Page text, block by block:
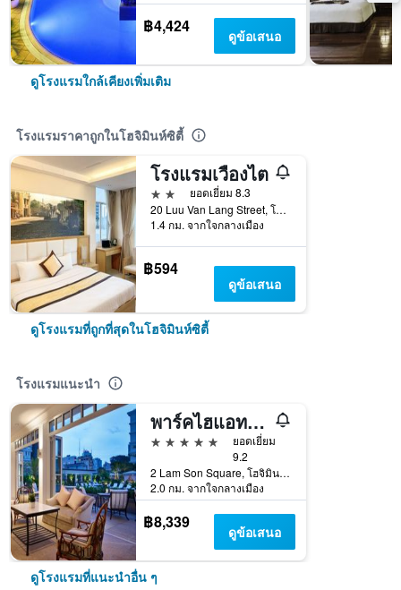
฿4,424 ดูข้อเสนอ
ดูโรงแรมใกล้เคียงเพิ่มเติม
โรงแรมราคาถูกในโฮจิมินห์ซิตี้
โรงแรมเวืองไต
2 ดาว
ยอดเยี่ยม 8.3
20 Luu Van Lang Street, โฮจิมินห์ซิตี้, เวียดนาม
1.4 กม. จากใจกลางเมือง
฿594
ดูข้อเสนอ
ดูโรงแรมที่ถูกที่สุดในโฮจิมินห์ซิตี้
โรงแรมแนะนำ
พาร์คไฮแอท ไซ่ง่อน
5 ดาว
ยอดเยี่ยม
9.2
2 Lam Son Square, โฮจิมินห์ซิตี้, เวียดนาม
2.0 กม. จากใจกลางเมือง
฿8,339 ดูข้อเสนอ
ดูโรงแรมที่แนะนำอื่น ๆ